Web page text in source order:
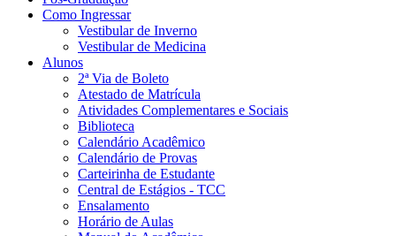
Como Ingressar
Vestibular de Inverno
Vestibular de Medicina
Alunos
2ª Via de Boleto
Atestado de Matrícula
Atividades Complementares e Sociais
Biblioteca
Calendário Acadêmico
Calendário de Provas
Carteirinha de Estudante
Central de Estágios - TCC
Ensalamento
Horário de Aulas